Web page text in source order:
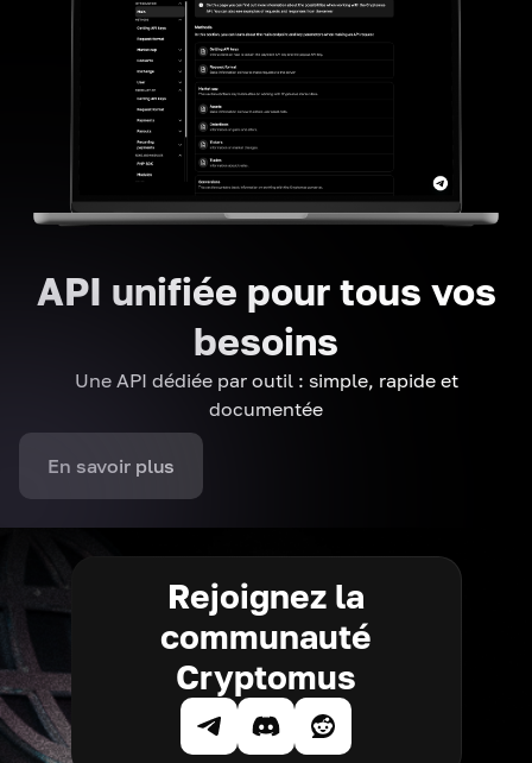
API unifiée pour tous vos
besoins
Une API dédiée par outil : simple, rapide et
documentée
En savoir plus
Rejoignez la
communauté
Cryptomus